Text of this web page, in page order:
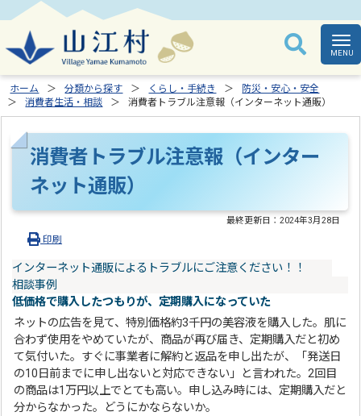
ホーム 分類から探す くらし・手続き
防災・安心・安全
消費者生活・相談
消費者トラブル注意報（インターネット通販）
消費者トラブル注意報（インター
ネット通販）
最終更新日：2024年3月28日
印刷
インターネット通販によるトラブルにご注意ください！！
相談事例
低価格で購入したつもりが、定期購入になっていた
ネットの広告を見て、特別価格約3千円の美容液を購入した。肌に
合わず使用をやめていたが、商品が再び届き、定期購入だと初め
て気付いた。すぐに事業者に解約と返品を申し出たが、「発送日
の10日前までに申し出ないと対応できない」と言われた。2回目
の商品は1万円以上でとても高い。申し込み時には、定期購入だと
分からなかった。どうにかならないか。